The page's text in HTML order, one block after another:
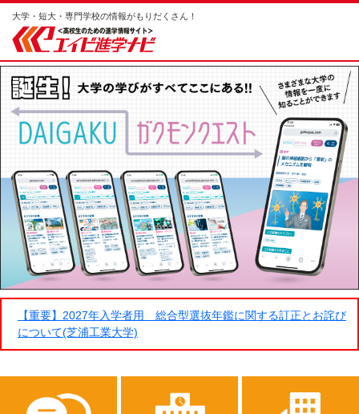
大学・短大・専門学校の情報がもりだくさん！
【重要】2027年入学者用 総合型選抜年鑑に関する訂正とお詫び
について(芝浦工業大学)